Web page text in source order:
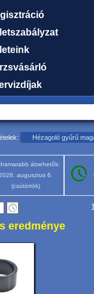
Hézagoló gyűrű
átvehetők:
augusztus 6.
(csütörtök)
eredménye